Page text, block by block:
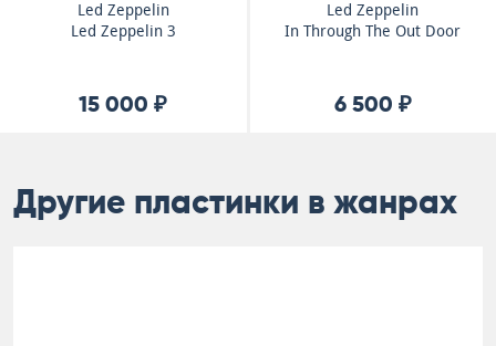
Led Zeppelin
Led Zeppelin 3
15 000 ₽
Led Zeppelin
In Through The Out Door
6 500 ₽
Другие пластинки в жанрах